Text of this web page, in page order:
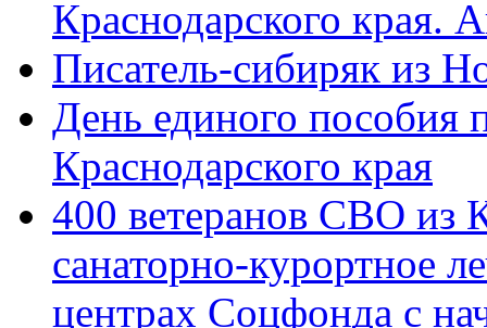
Краснодарского края.
Писатель-сибиряк из
День единого пособия
Краснодарского края
400 ветеранов СВО из
санаторно-курортное
центрах Соцфонда с